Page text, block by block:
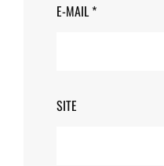
E-MAIL *
SITE